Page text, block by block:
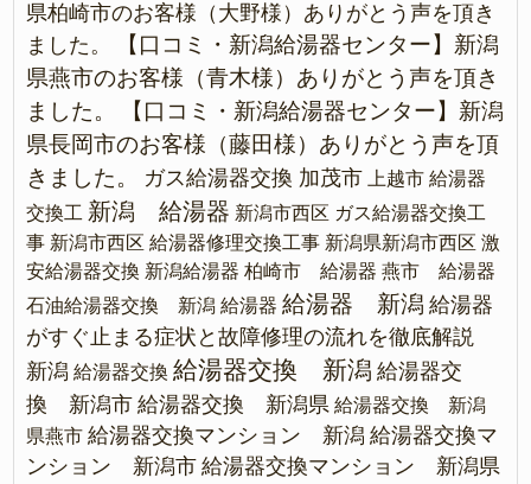
県柏崎市のお客様（大野様）ありがとう声を頂き
ました。
【口コミ・新潟給湯器センター】新潟
県燕市のお客様（青木様）ありがとう声を頂き
ました。
【口コミ・新潟給湯器センター】新潟
県長岡市のお客様（藤田様）ありがとう声を頂
きました。
ガス給湯器交換 加茂市
上越市 給湯器
交換工 新潟 給湯器 新潟市西区 ガス給湯器交換工
事 新潟市西区 給湯器修理交換工事 新潟県新潟市西区 激
安給湯器交換 新潟給湯器 柏崎市 給湯器 燕市 給湯器
石油給湯器交換 新潟 給湯器 給湯器 新潟 給湯器
がすぐ止まる症状と故障修理の流れを徹底解説
新潟 給湯器交換 給湯器交換 新潟 給湯器交
換 新潟市 給湯器交換 新潟県 給湯器交換 新潟
県燕市 給湯器交換マンション 新潟 給湯器交換マ
ンション 新潟市 給湯器交換マンション 新潟県